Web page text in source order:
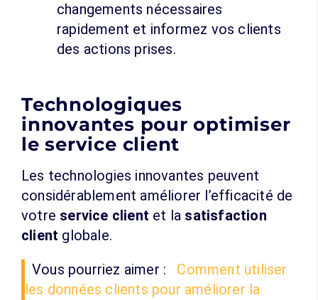
changements nécessaires
rapidement et informez vos clients
des actions prises.
Technologiques
innovantes pour optimiser
le service client
Les technologies innovantes peuvent
considérablement améliorer l’efficacité de
votre service client et la satisfaction
client globale.
Vous pourriez aimer :
Comment utiliser
les données clients pour améliorer la